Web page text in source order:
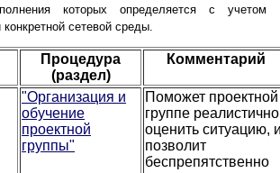
которых определяется с учетом
сетевой среды.
Процедура
(раздел)
Комментарий
"Организация и
обучение
проектной
группы"
Поможет проектной
группе реалистично
оценить ситуацию,
позволит
беспрепятственно